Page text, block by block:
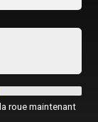
roue maintenant